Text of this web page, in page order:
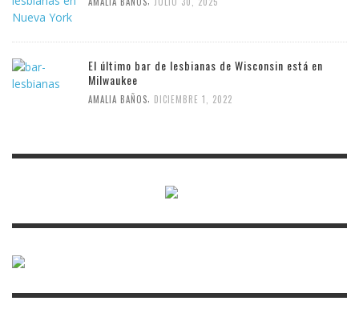
El último bar de lesbianas de Wisconsin está en
Milwaukee
AMALIA BAÑOS DICIEMBRE 1, 2022